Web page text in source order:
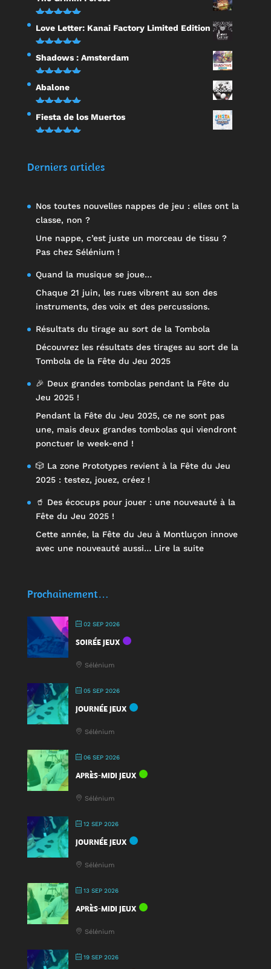
sur 5
Note 5.00
sur 5
Love Letter: Kanai Factory Limited Edition
Note5.00
sur 5
Shadows : Amsterdam
Note5.00
sur 5
Abalone
Note5.00
sur 5
Fiesta de los Muertos
Derniers articles
Nos toutes nouvelles nappes de jeu : elles ont la
classe, non ?
Une nappe, c’est juste un morceau de tissu ?
Pas chez Sélénium !
Quand la musique se joue…
Chaque 21 juin, les rues vibrent au son des
instruments, des voix et des percussions.
Résultats du tirage au sort de la Tombola
Découvrez les résultats des tirages au sort de la
Tombola de la Fête du Jeu 2025
🎉 Deux grandes tombolas pendant la Fête du
Jeu 2025 !
Pendant la Fête du Jeu 2025, ce ne sont pas
une, mais deux grandes tombolas qui viendront
ponctuer le week-end !
🎲 La zone Prototypes revient à la Fête du Jeu
2025 : testez, jouez, créez !
🥤 Des écocups pour jouer : une nouveauté à la
Fête du Jeu 2025 !
Cette année, la Fête du Jeu à Montluçon innove
avec une nouveauté aussi… Lire la suite:
Prochainement…
02 SEP 2026
SOIRÉE JEUX
Sélénium
05 SEP 2026
JOURNÉE JEUX
Sélénium
06 SEP 2026
APRÈS-MIDI JEUX
Sélénium
12 SEP 2026
JOURNÉE JEUX
Sélénium
13 SEP 2026
APRÈS-MIDI JEUX
Sélénium
19 SEP 2026